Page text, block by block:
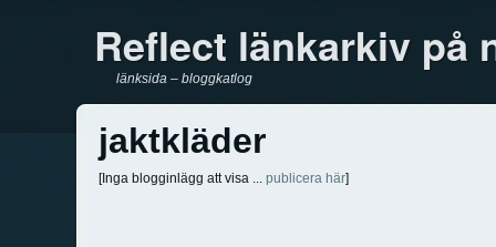
Reflect länkarkiv på
länksida – bloggkatlog
jaktkläder
[Inga blogginlägg att visa ... publicera här]